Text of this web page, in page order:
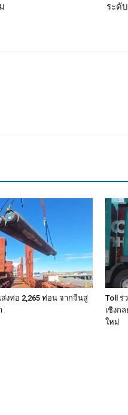
ระดั
งท่อ 2,265 ท่อน จากจีนสู่
Toll ร่
เชิงก
ใหม่